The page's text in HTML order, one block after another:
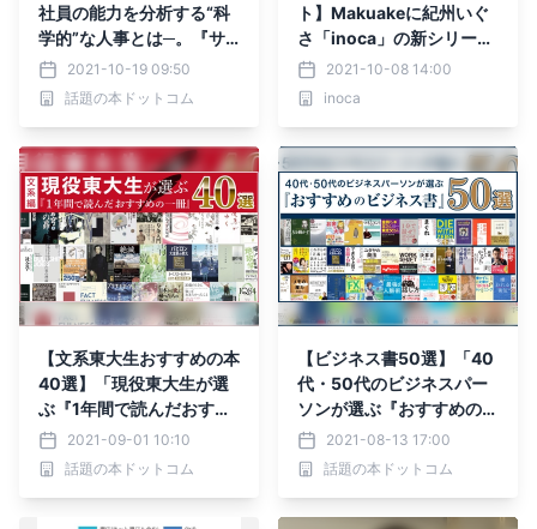
社員の能力を分析する“科
学的”な人事とは─。『サ
イエンスドリブン 生産性
向上につながる科学的人
事』10月19日発売！
2021-10-19 09:50
話題の本ドットコム
ト】Makuakeに紀州いぐ
さ「inoca」の新シリーズ
が登場！いぐさの香りと手
触りを愉しむブックカバー
《inoca COVER book》
2021-10-08 14:00
inoca
【文系東大生おすすめの本
40選】「現役東大生が選
ぶ『1年間で読んだおすす
めの一冊』40選【文系
編】」公開！【話題の本.c
om】
2021-09-01 10:10
話題の本ドットコム
【ビジネス書50選】「40
代・50代のビジネスパー
ソンが選ぶ『おすすめのビ
ジネス書』50選」公開！
【話題の本.com】
2021-08-13 17:00
話題の本ドットコム